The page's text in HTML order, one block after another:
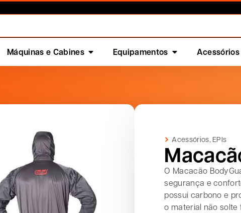
Máquinas e Cabines Equipamentos Acessórios
Acessórios,EPIs
O Macacão
segurança e
possui carbono e
o material não solte